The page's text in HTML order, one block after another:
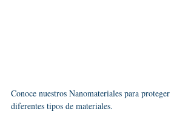
Conoce nuestros Nanomateriales para proteger
diferentes tipos de materiales.